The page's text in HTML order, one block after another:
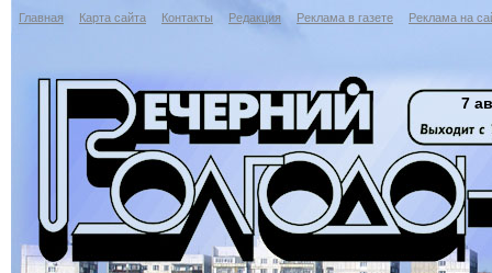
Главная Карта сайта Контакты Редакция Реклама в газете Реклама на
7